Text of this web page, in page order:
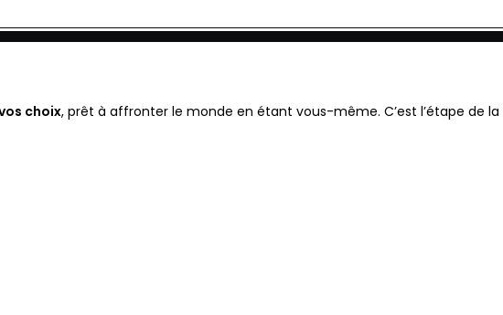
choix, prêt à affronter le monde en étant vous-même. C’est l’étape de la